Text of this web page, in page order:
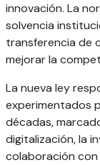
innovación. La
solvencia
transferencia de
mejorar la
La nueva ley
experimentados
décadas,
digitalización, la
colaboración con